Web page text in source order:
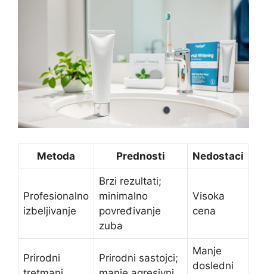
Metoda Prednosti Nedostaci
Profesionalno
izbeljivanje
Brzi rezultati;
minimalno
povređivanje
zuba
Visoka
cena
Prirodni
Prirodni sastojci;
Manje
dosledni